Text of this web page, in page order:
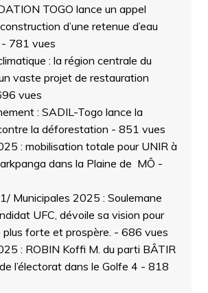
TOGO lance un appel
d’une retenue d’eau
- 781 vues
: la région centrale du
vaste projet de restauration
vues
: SADIL-Togo lance la
la déforestation - 851 vues
: mobilisation totale pour UNIR à
dans la Plaine de MÔ -
Municipales 2025 : Soulemane
UFC, dévoile sa vision pour
plus forte et prospère. - 686 vues
: ROBIN Koffi M. du parti BÂTIR
l’électorat dans le Golfe 4 - 818